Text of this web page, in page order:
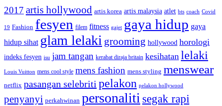
2017 artis hollywood artis korea artis malaysia atlet bts coach Covid
19 Fashion fesyen filem fitness gajet gaya hidup gaya
hidup sihat glam lelaki grooming hollywood horologi
indeks fesyen isu jam tangan kerabat diraja britain kesihatan lelaki
Louis Vuitton mens cool style mens fashion mens styling menswear
netflix pasangan selebriti pelakon pelakon hollywood
penyanyi perkahwinan personaliti segak rapi